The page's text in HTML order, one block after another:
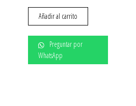
Añadir al carrito
Preguntar por
WhatsApp